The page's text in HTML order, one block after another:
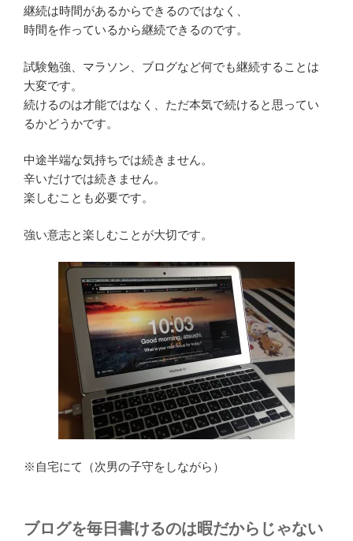
継続は時間があるからできるのではなく、
時間を作っているから継続できるのです。
試験勉強、マラソン、ブログなど何でも継続することは
大変です。
続けるのは才能ではなく、ただ本気で続けると思ってい
るかどうかです。
中途半端な気持ちでは続きません。
辛いだけでは続きません。
楽しむことも必要です。
強い意志と楽しむことが大切です。
※自宅にて（次男の子守をしながら）
ブログを毎日書けるのは暇だからじゃない